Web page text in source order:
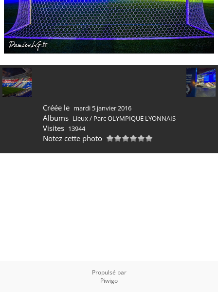
Créée le mardi 5 janvier 2016
Albums Lieux/ Parc OLYMPIQUE LYONNAIS
Visites 13944
Notez cette photo
Propulsé par
Piwigo